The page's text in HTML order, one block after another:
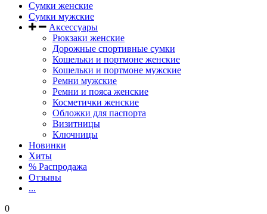
Сумки женские
Сумки мужские
Аксессуары
Рюкзаки женские
Дорожные спортивные сумки
Кошельки и портмоне женские
Кошельки и портмоне мужские
Ремни мужские
Ремни и пояса женские
Косметички женские
Обложки для паспорта
Визитницы
Ключницы
Новинки
Хиты
% Распродажа
Отзывы
...
0